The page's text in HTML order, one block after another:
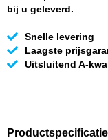
bij u geleverd.
Snelle levering
Laagste
Uitsluitend A-